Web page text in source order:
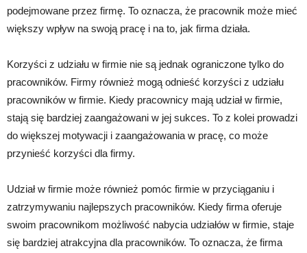
podejmowane przez firmę. To oznacza, że pracownik może mieć
większy wpływ na swoją pracę i na to, jak firma działa.
Korzyści z udziału w firmie nie są jednak ograniczone tylko do
pracowników. Firmy również mogą odnieść korzyści z udziału
pracowników w firmie. Kiedy pracownicy mają udział w firmie,
stają się bardziej zaangażowani w jej sukces. To z kolei prowadzi
do większej motywacji i zaangażowania w pracę, co może
przynieść korzyści dla firmy.
Udział w firmie może również pomóc firmie w przyciąganiu i
zatrzymywaniu najlepszych pracowników. Kiedy firma oferuje
swoim pracownikom możliwość nabycia udziałów w firmie, staje
się bardziej atrakcyjna dla pracowników. To oznacza, że firma